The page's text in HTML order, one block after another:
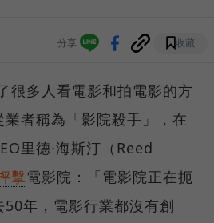
分享 收藏
多人看電影和拍電影的方
者稱為「影院殺手」，在
里德·海斯汀（Reed
擊電影院：「電影院正在扼
年，電影行業都沒有創